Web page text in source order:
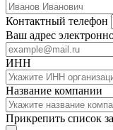
Контактный телефон
Ваш адрес
ИНН
Название компании
Прикрепить список